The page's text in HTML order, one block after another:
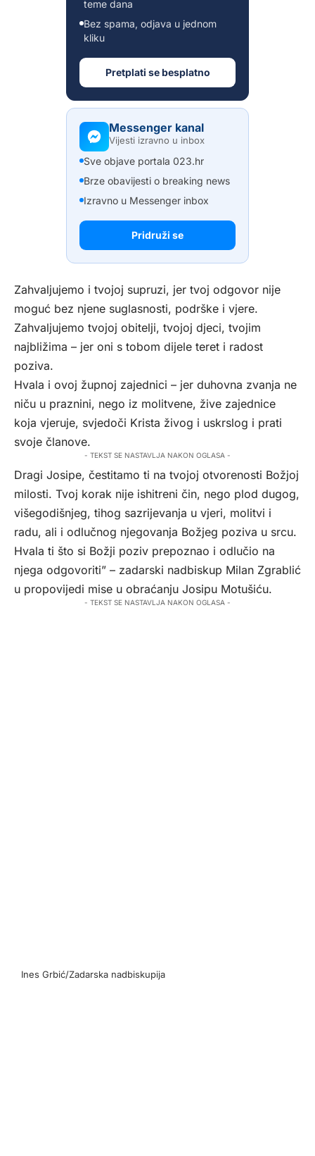
teme dana
Bez spama, odjava u jednom
kliku
Pretplati se besplatno
Messenger kanal
Vijesti izravno u inbox
Sve objave portala 023.hr
Brze obavijesti o breaking news
Izravno u Messenger inbox
Pridruži se
Zahvaljujemo i tvojoj supruzi, jer tvoj odgovor nije
moguć bez njene suglasnosti, podrške i vjere.
Zahvaljujemo tvojoj obitelji, tvojoj djeci, tvojim
najbližima – jer oni s tobom dijele teret i radost
poziva.
Hvala i ovoj župnoj zajednici – jer duhovna zvanja ne
niču u praznini, nego iz molitvene, žive zajednice
koja vjeruje, svjedoči Krista živog i uskrslog i prati
svoje članove.
- TEKST SE NASTAVLJA NAKON OGLASA -
Dragi Josipe, čestitamo ti na tvojoj otvorenosti Božjoj
milosti. Tvoj korak nije ishitreni čin, nego plod dugog,
višegodišnjeg, tihog sazrijevanja u vjeri, molitvi i
radu, ali i odlučnog njegovanja Božjeg poziva u srcu.
Hvala ti što si Božji poziv prepoznao i odlučio na
njega odgovoriti” – zadarski nadbiskup Milan Zgrablić
u propovijedi mise u obraćanju Josipu Motušiću.
- TEKST SE NASTAVLJA NAKON OGLASA -
Ines Grbić/Zadarska nadbiskupija